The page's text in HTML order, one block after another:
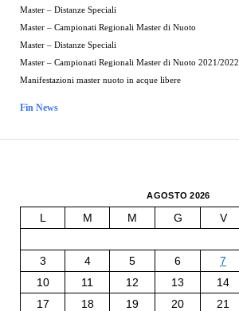
Master – Distanze Speciali
Master – Campionati Regionali Master di Nuoto
Master – Distanze Speciali
Master – Campionati Regionali Master di Nuoto 2021/2022
Manifestazioni master nuoto in acque libere
Fin News
AGOSTO 2026
L M M G V
3
4 5 6 7
10
11 12 13 14
17
18 19 20 21